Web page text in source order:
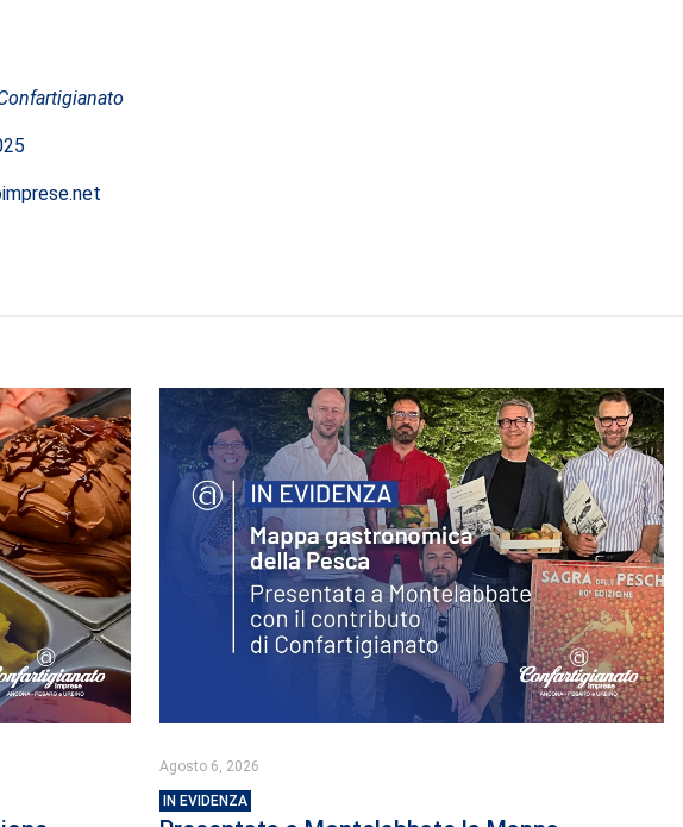
Agosto 6, 2026
IN EVIDENZA